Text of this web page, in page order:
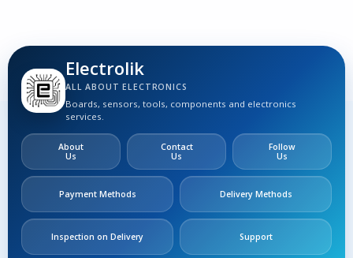
Electrolik
ALL ABOUT ELECTRONICS
Boards, sensors, tools, components and electronics
services.
About
Us
Contact
Us
Follow
Us
Payment Methods Delivery Methods
Inspection on Delivery Support